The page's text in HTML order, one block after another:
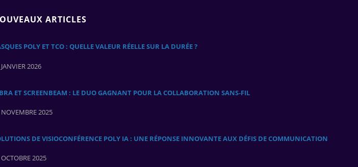
ARTICLES
POLY ET TCO : QUELLE VALEUR RÉELLE SUR LA DURÉE ?
2026
ET SCREENBEAM : LE DUO GAGNANT POUR LA COLLABORATION SANS‑FIL
2025
DE VISIOCONFÉRENCE POLY IA : UNE RÉPONSE INNOVANTE AUX DÉFIS DE COMMUNICATION
2025